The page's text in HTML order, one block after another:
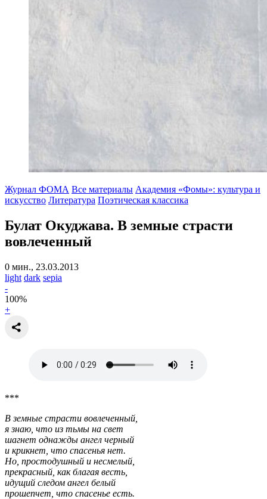
Журнал ФОМА Все материалы Академия «Фомы»: культура и
искусство Литература Поэтическая классика
Булат Окуджава. В земные страсти
вовлеченный
0 мин., 23.03.2013
light dark sepia
-
100%
+
***
В земные страсти вовлеченный,
я знаю, что из тьмы на свет
шагнет однажды ангел черный
и крикнет, что спасенья нет.
Но, простодушный и несмелый,
прекрасный, как благая весть,
идущий следом ангел белый
прошепчет, что спасенье есть.